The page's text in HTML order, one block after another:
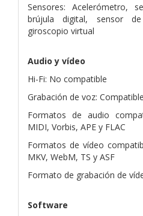
Sensores: Acelerómetro,
brújula digital, sensor
giroscopio virtual
Audio y vídeo
Hi-Fi: No compatible
Grabación de voz: Compatible
Formatos de audio
MIDI, Vorbis, APE y FLAC
Formatos de vídeo
MKV, WebM, TS y ASF
Formato de grabación de
Software